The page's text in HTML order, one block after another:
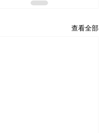
查看全部